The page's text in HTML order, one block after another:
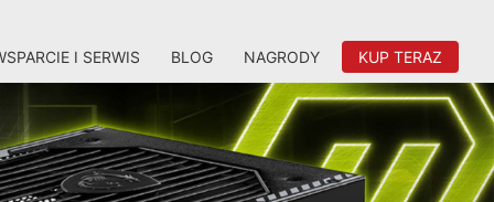
I SERWIS BLOG NAGRODY KUP TERAZ